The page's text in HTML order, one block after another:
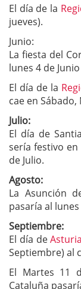
El día de la
jueves).
Junio:
La fiesta del
lunes 4 de Junio
El día de la
cae en
Julio:
El día de
sería festivo
de Julio.
Agosto:
La Asunción
pasaría al
Septiembre:
El día de
Septiembre) al
El Martes 11
Cataluña